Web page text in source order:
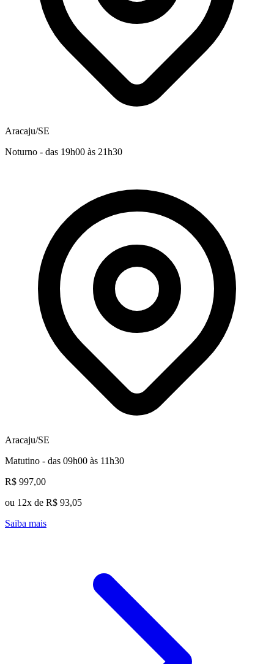
Aracaju/SE
Noturno - das 19h00 às 21h30
Aracaju/SE
Matutino - das 09h00 às 11h30
R$ 997,00
ou 12x de R$ 93,05
Saiba mais